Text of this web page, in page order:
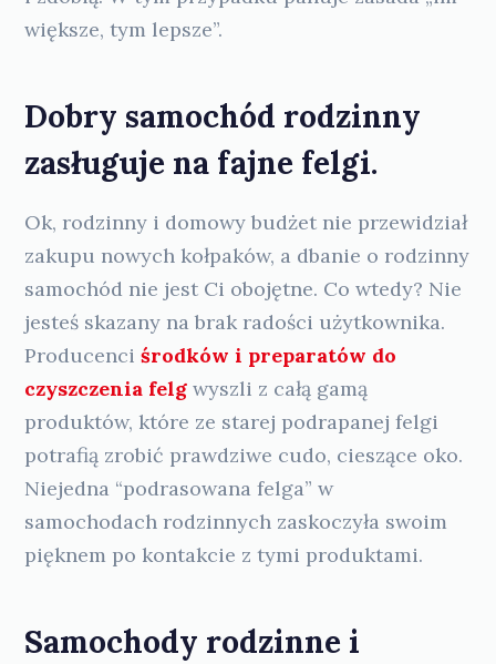
większe, tym lepsze”.
Dobry samochód rodzinny
zasługuje na fajne felgi.
Ok, rodzinny i domowy budżet nie przewidział
zakupu nowych kołpaków, a dbanie o rodzinny
samochód nie jest Ci obojętne. Co wtedy? Nie
jesteś skazany na brak radości użytkownika.
Producenciśrodków i preparatów do
czyszczenia felg wyszli z całą gamą
produktów, które ze starej podrapanej felgi
potrafią zrobić prawdziwe cudo, cieszące oko.
Niejedna “podrasowana felga” w
samochodach rodzinnych zaskoczyła swoim
pięknem po kontakcie z tymi produktami.
Samochody rodzinne i